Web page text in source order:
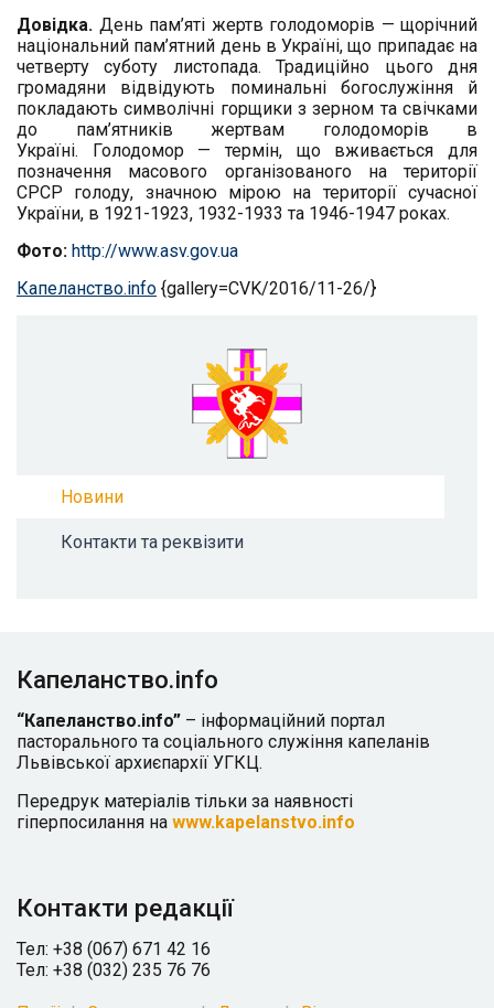
Довідка. День пам’яті жертв голодоморів — щорічний
національний пам’ятний день в Україні, що припадає на
четверту суботу листопада. Традиційно цього дня
громадяни відвідують поминальні богослужіння й
покладають символічні горщики з зерном та свічками
до пам’ятників жертвам голодоморів в
Україні. Голодомор — термін, що вживається для
позначення масового організованого на території
СРСР голоду, значною мірою на території сучасної
України, в 1921-1923, 1932-1933 та 1946-1947 роках.
Фото: http://www.asv.gov.ua
Капеланство.info {gallery=CVK/2016/11-26/}
Новини
Контакти та реквізити
Капеланство.info
“Капеланство.info” – інформаційний портал
пасторального та соціального служіння капеланів
Львівської архиєпархії УГКЦ.
Передрук матеріалів тільки за наявності
гіперпосилання на www.kapelanstvo.info
Контакти редакції
Тел: +38 (067) 671 42 16
Тел: +38 (032) 235 76 76